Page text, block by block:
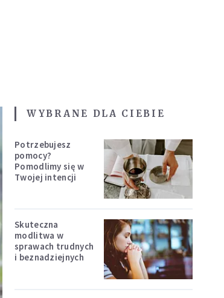
WYBRANE DLA CIEBIE
Potrzebujesz
pomocy?
Pomodlimy się w
Twojej intencji
Skuteczna
modlitwa w
sprawach trudnych
i beznadziejnych